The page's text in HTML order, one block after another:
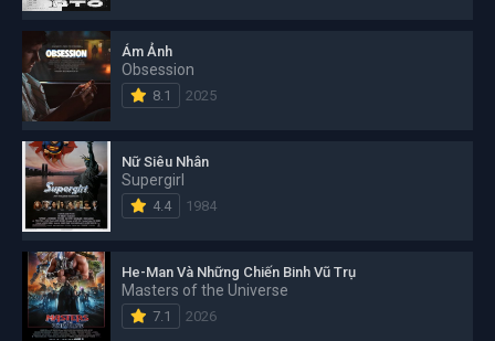
Ám Ảnh
Obsession
8.1 2025
Nữ Siêu Nhân
Supergirl
4.4 1984
He-Man Và Những Chiến Binh Vũ Trụ
Masters of the Universe
7.1 2026